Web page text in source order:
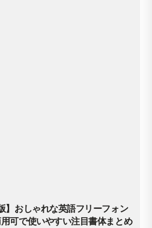
】おしゃれな英語フリーフォン
用可で使いやすい注目書体まとめ